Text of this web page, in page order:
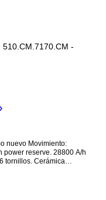
510.CM.7170.CM -
nuevo Movimiento:
power reserve. 28800 A/h
tornillos. Cerámica
Cerámica Cierre: Con
Dimensiones: Diámetro